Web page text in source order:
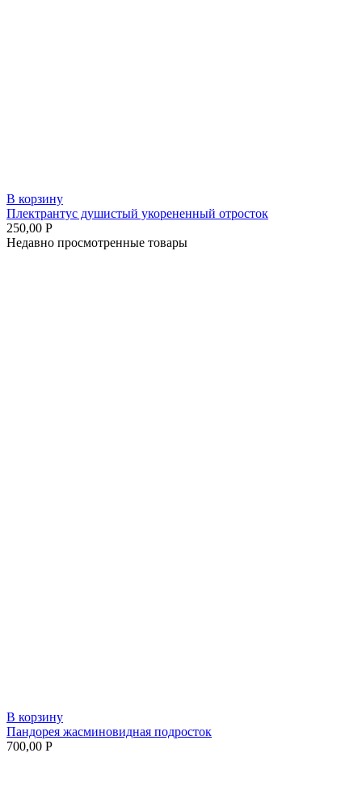
В корзину
Плектрантус душистый укорененный отросток
250,00 Р
Недавно просмотренные товары
В корзину
Пандорея жасминовидная подросток
700,00 Р